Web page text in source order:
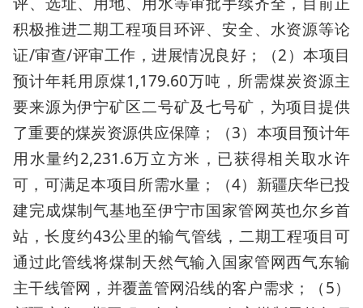
积极推进二期工程项目环评、安全、水资源等论
证/审查/评审工作，进展情况良好；（2）本项目
预计年耗用原煤1,179.60万吨，所需煤炭资源主
要来源为伊宁矿区二号矿及七号矿，为项目提供
了重要的煤炭资源供应保障；（3）本项目预计年
用水量约2,231.6万立方米，已获得相关取水许
可，可满足本项目所需水量；（4）新疆庆华已投
建完成煤制气基地至伊宁市国家管网英也尔乡首
站，长度约43公里的输气管线，二期工程项目可
通过此管线将煤制天然气输入国家管网西气东输
主干线管网，并覆盖管网沿线的客户需求；（5）